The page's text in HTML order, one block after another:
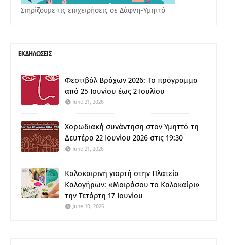
Στηρίζουμε τις επιχειρήσεις σε Δάφνη-Υμηττό
ΕΚΔΗΛΩΣΕΙΣ
Φεστιβάλ Βράχων 2026: Το πρόγραμμα
από 25 Ιουνίου έως 2 Ιουλίου
June 21, 2026
Χορωδιακή συνάντηση στον Υμηττό τη
Δευτέρα 22 Ιουνίου 2026 στις 19:30
June 21, 2026
Καλοκαιρινή γιορτή στην Πλατεία
Καλογήρων: «Μοιράσου το Καλοκαίρι»
την Τετάρτη 17 Ιουνίου
June 10, 2026